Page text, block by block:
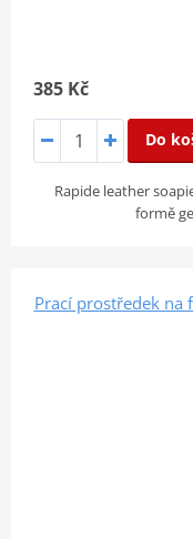
385 Kč
Do
Rapide leather
formě
Prací prostředek na